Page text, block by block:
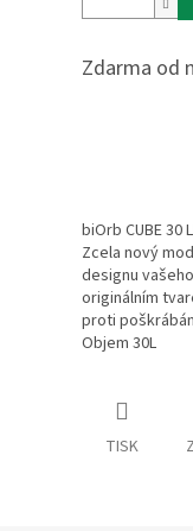
Zdarma od
biOrb CUBE 30
Zcela nový
designu
originálním
proti
Objem 30L
TISK